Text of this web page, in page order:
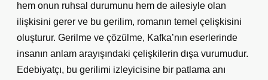
hem onun ruhsal durumunu hem de ailesiyle olan
ilişkisini gerer ve bu gerilim, romanın temel çelişkisini
oluşturur. Gerilme ve çözülme, Kafka’nın eserlerinde
insanın anlam arayışındaki çelişkilerin dışa vurumudur.
Edebiyatçı, bu gerilimi izleyicisine bir patlama anı